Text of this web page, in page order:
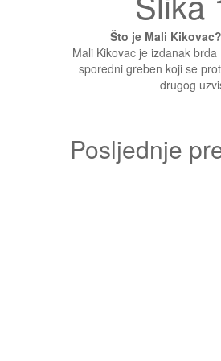
Što je Mali
Mali Kikovac je izdanak
sporedni greben koji se
drugog
Posljednje